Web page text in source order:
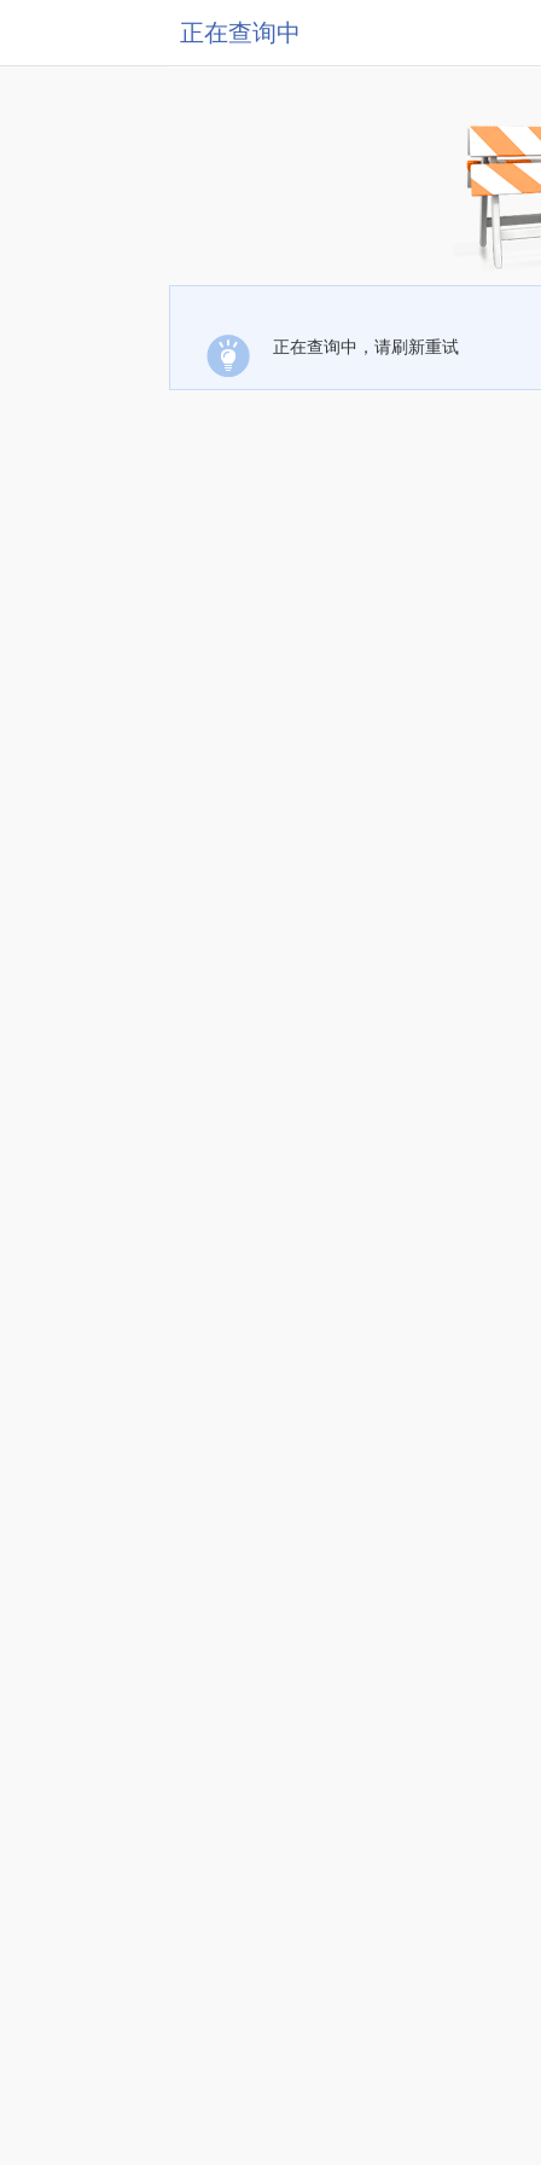
正在查询中
正在查询中，请刷新重试